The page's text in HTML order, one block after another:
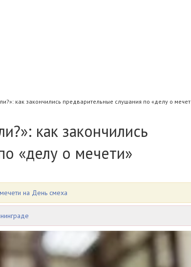
как закончились предварительные слушания по «делу о
как закончились
«делу о мечети»
на День смеха